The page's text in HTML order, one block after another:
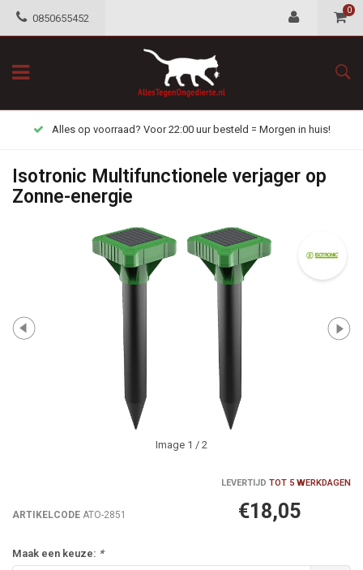
0850655452
0
Alles op voorraad? Voor 22:00 uur besteld = Morgen in huis!
Isotronic Multifunctionele verjager op
Zonne-energie
Image 1 / 2
LEVERTIJD TOT 5 WERKDAGEN
ARTIKELCODE ATO-2851 €18,05
Maak een keuze: *